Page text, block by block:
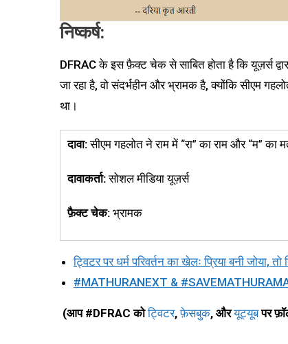
निष्कर्ष:
DFRAC के इस फ़ैक्ट चेक से साबित होता है कि यूज़र्स
जा रहा है, वो संदर्भहीन और भ्रामक है, क्योंकि सीएम
था।
दावा:सीएम गहलोत ने राम में “रा” का राम और “म” का
दावाकर्ता:सोशल मीडिया यूज़र्स
फ़ैक्ट चेक: भ्रामक
ट्विटर पर धर्म परिवर्तन का खेलः प्रिया बनी जोया,
#MATHURANEXT &
(आप #DFRAC कोट्विटर,फ़ेसबुक, औरयूट्यूब पर